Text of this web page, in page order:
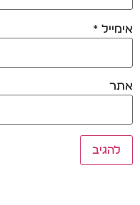
אימייל *
אתר